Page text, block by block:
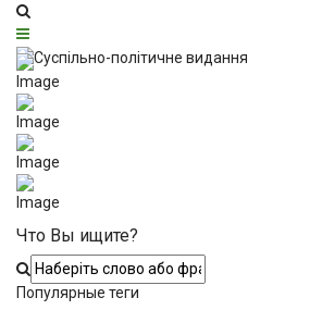
Что Вы ищите?
Популярные теги